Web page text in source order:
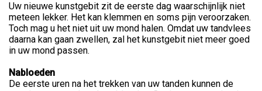
Uw nieuwe kunstgebit zit de eerste dag waarschijnlijk niet
meteen lekker. Het kan klemmen en soms pijn veroorzaken.
Toch mag u het niet uit uw mond halen. Omdat uw tandvlees
daarna kan gaan zwellen, zal het kunstgebit niet meer goed
in uw mond passen.
Nabloeden
De eerste uren na het trekken van uw tanden kunnen de